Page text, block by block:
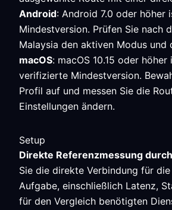
Android: Android 7.0 oder höher
Mindestversion. Prüfen Sie nach
Malaysia den aktiven Modus und
macOS: macOS 10.15 oder höher
verifizierte Mindestversion.
Profil auf und messen Sie die
Einstellungen ändern.
Setup
Direkte Referenzmessung
Sie die direkte Verbindung für
Aufgabe, einschließlich Latenz,
für den Vergleich benötigten